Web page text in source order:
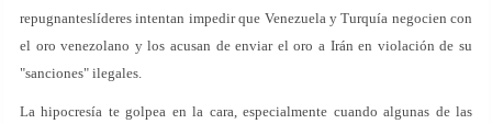
repugnanteslíderes intentan impedir que Venezuela y Turquía negocien con
el oro venezolano y los acusan de enviar el oro a Irán en violación de su
"sanciones" ilegales.
La hipocresía te golpea en la cara, especialmente cuando algunas de las